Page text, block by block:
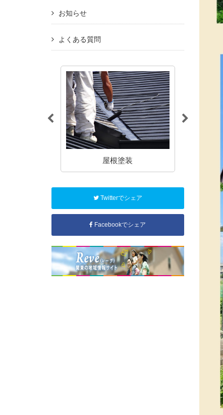
お知らせ
よくある質問
屋根塗装 アパー
Twitterでシェア
Facebookでシェア